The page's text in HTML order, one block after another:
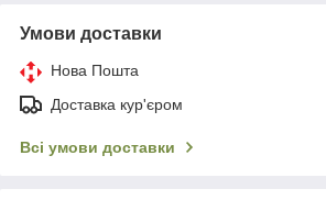
Умови доставки
Нова Пошта
Доставка кур'єром
Всі умови доставки